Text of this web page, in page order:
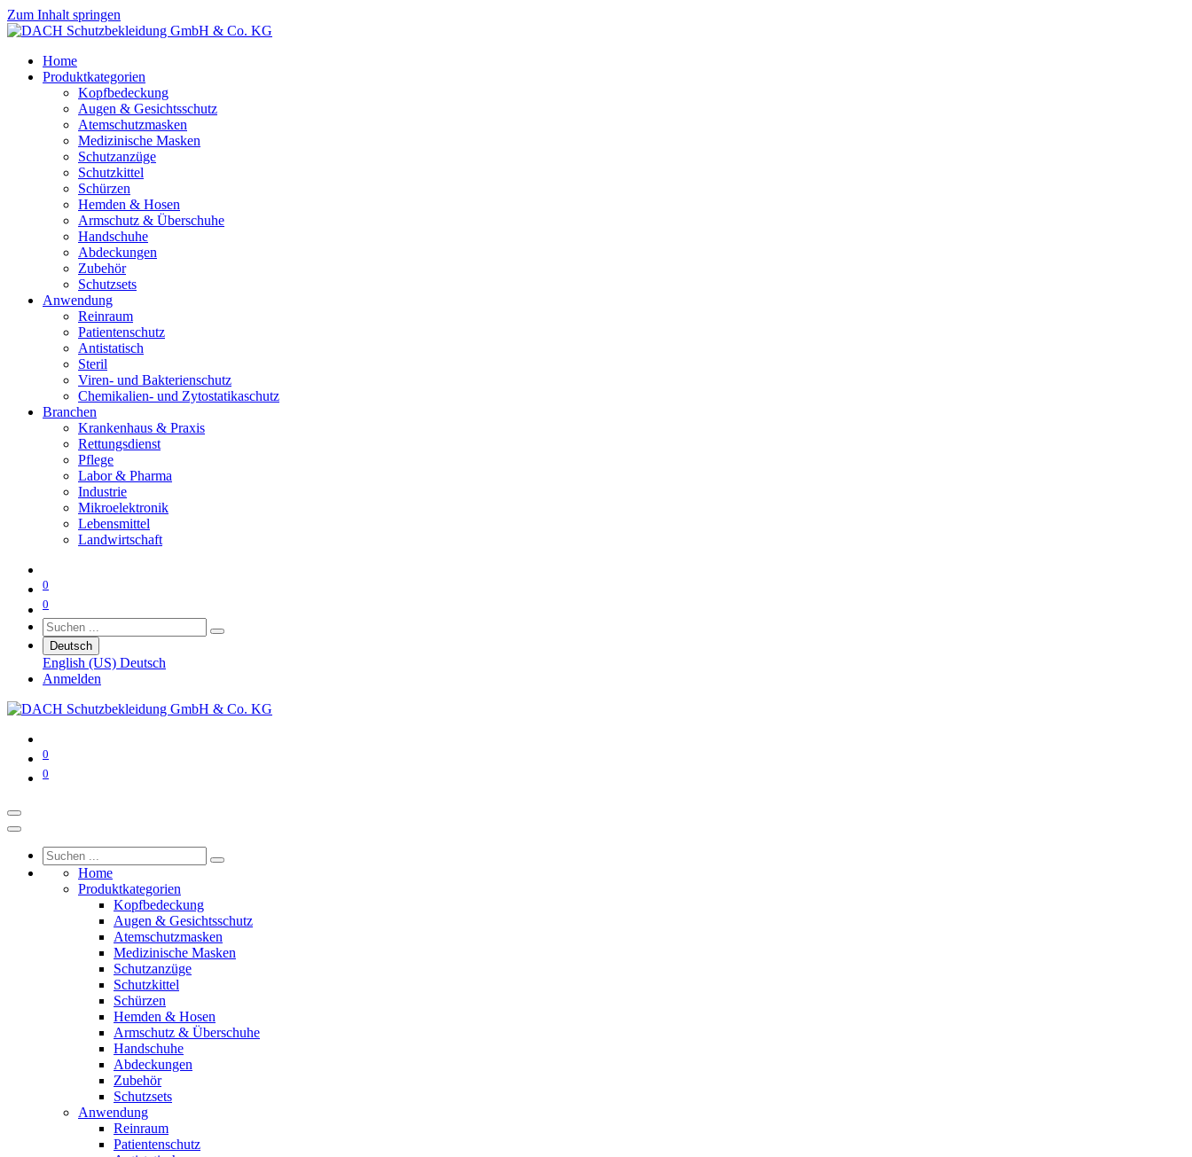
Zum Inhalt springen
Home
Produktkategorien
Kopfbedeckung
Augen & Gesichtsschutz
Atemschutzmasken
Medizinische Masken
Schutzanzüge
Schutzkittel
Schürzen
Hemden & Hosen
Armschutz & Überschuhe
Handschuhe
Abdeckungen
Zubehör
Schutzsets
Anwendung
Reinraum
Patientenschutz
Antistatisch
Steril
Viren- und Bakterienschutz
Chemikalien- und Zytostatikaschutz
Branchen
Krankenhaus & Praxis
Rettungsdienst
Pflege
Labor & Pharma
Industrie
Mikroelektronik
Lebensmittel
Landwirtschaft
0
0
Deutsch
English (US) Deutsch
Anmelden
0
0
Home
Produktkategorien
Kopfbedeckung
Augen & Gesichtsschutz
Atemschutzmasken
Medizinische Masken
Schutzanzüge
Schutzkittel
Schürzen
Hemden & Hosen
Armschutz & Überschuhe
Handschuhe
Abdeckungen
Zubehör
Schutzsets
Anwendung
Reinraum
Patientenschutz